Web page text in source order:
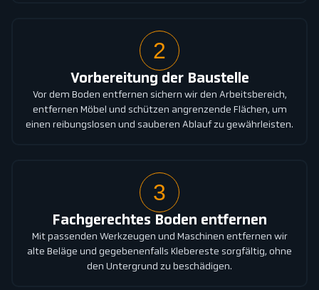
2
Vorbereitung der Baustelle
Vor dem Boden entfernen sichern wir den Arbeitsbereich,
entfernen Möbel und schützen angrenzende Flächen, um
einen reibungslosen und sauberen Ablauf zu gewährleisten.
3
Fachgerechtes Boden entfernen
Mit passenden Werkzeugen und Maschinen entfernen wir
alte Beläge und gegebenenfalls Klebereste sorgfältig, ohne
den Untergrund zu beschädigen.